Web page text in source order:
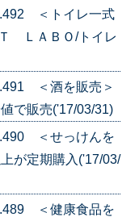
＜トイレ一式
ＬＡＢＯ/トイレ
＜酒を販売＞
で販売('17/03/31)
＜せっけんを
が定期購入('17/03/
＜健康食品を